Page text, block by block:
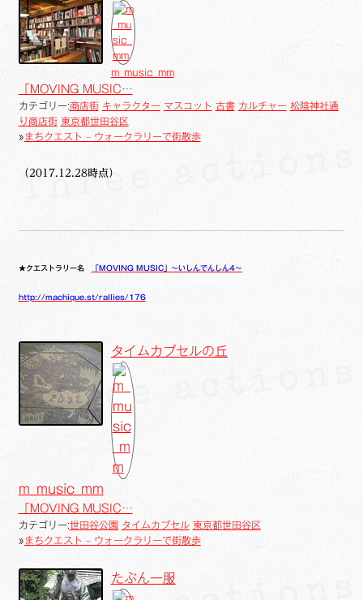
m_music_mm
「MOVING MUSIC…
カテゴリー:商店街 キャラクター マスコット 古書 カルチャー 松陰神社通
り商店街 東京都世田谷区
»まちクエスト – ウォークラリーで街散歩
（2017.12.28時点）
★クエストラリー名 「MOVING MUSIC」～いしんでんしん4～
http://machique.st/rallies/176
タイムカプセルの丘
m_music_mm
「MOVING MUSIC…
カテゴリー:世田谷公園 タイムカプセル 東京都世田谷区
»まちクエスト – ウォークラリーで街散歩
たぶん一服